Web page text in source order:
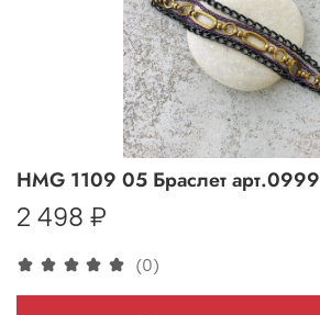
(0)
HMG 1109 05 Браслет арт.0999
2 498 ₽